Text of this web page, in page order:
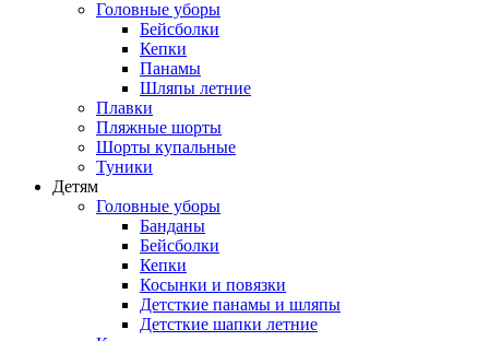
Головные уборы
Бейсболки
Кепки
Панамы
Шляпы летние
Плавки
Пляжные шорты
Шорты купальные
Туники
Детям
Головные уборы
Банданы
Бейсболки
Кепки
Косынки и повязки
Детсткие панамы и шляпы
Детсткие шапки летние